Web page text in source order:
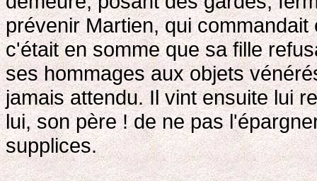
prévenir Martien, qui
c'était en somme que sa fille
ses hommages aux objets
jamais attendu. Il vint ensuite lui
lui, son père ! de ne pas
supplices.